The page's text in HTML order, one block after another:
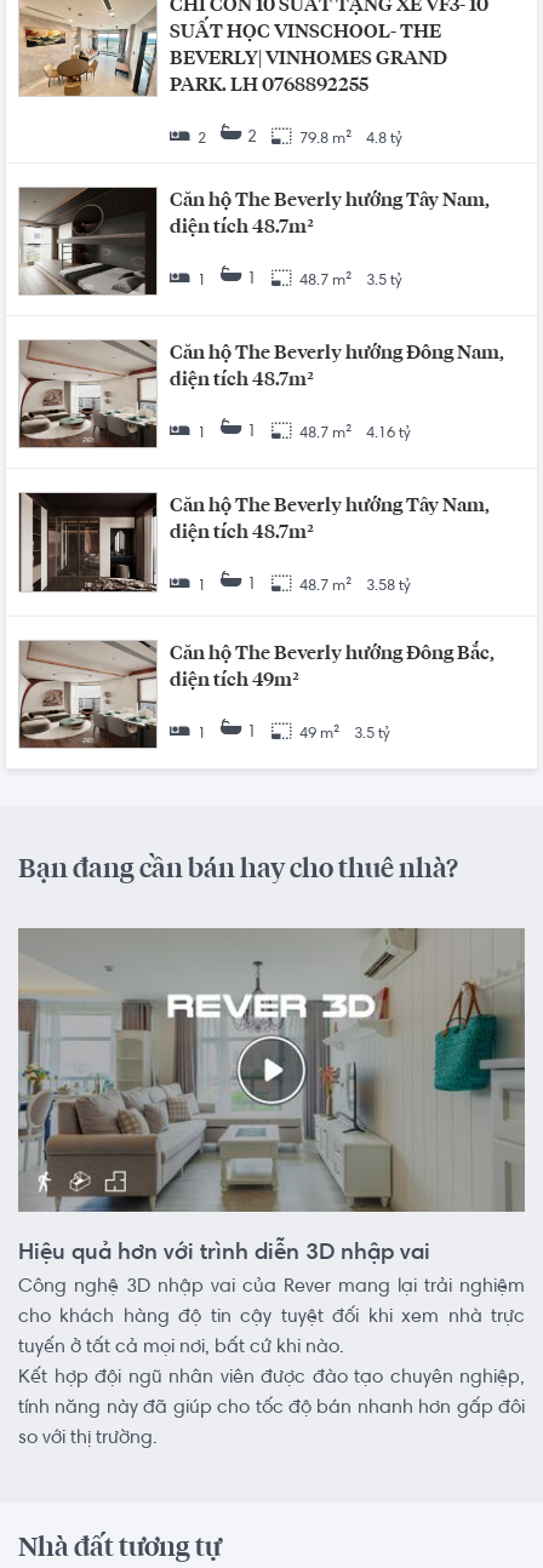
CHỈ CÒN 10 SUẤT TẶNG XE VF3- 10
SUẤT HỌC VINSCHOOL- THE
BEVERLY| VINHOMES GRAND
PARK. LH 0768892255
2 2 79.8 m² 4.8 tỷ
Căn hộ The Beverly hướng Tây Nam,
diện tích 48.7m²
1 48.7 m² 3.5 tỷ
Căn hộ The Beverly hướng Đông Nam,
diện tích 48.7m²
1 48.7 m² 4.16 tỷ
Căn hộ The Beverly hướng Tây Nam,
diện tích 48.7m²
1 48.7 m² 3.58 tỷ
Căn hộ The Beverly hướng Đông Bắc,
diện tích 49m²
1 49 m² 3.5 tỷ
Bạn đang cần bán hay cho thuê nhà?
Hiệu quả hơn với trình diễn 3D nhập vai
Công nghệ 3D nhập vai của Rever mang lại trải nghiệm
cho khách hàng độ tin cậy tuyệt đối khi xem nhà trực
tuyến ở tất cả mọi nơi, bất cứ khi nào.
Kết hợp đội ngũ nhân viên được đào tạo chuyên nghiệp,
tính năng này đã giúp cho tốc độ bán nhanh hơn gấp đôi
so với thị trường.
Nhà đất tương tự